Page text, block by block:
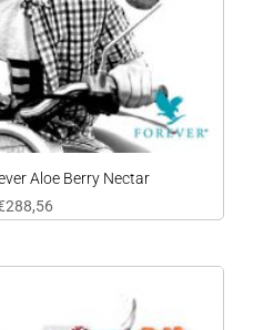
Aloe Berry Nectar
288,56